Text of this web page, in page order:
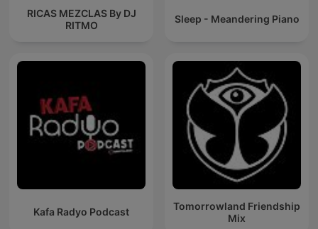
RICAS MEZCLAS By DJ
RITMO
Sleep - Meandering Piano
Kafa Radyo Podcast
Tomorrowland Friendship
Mix